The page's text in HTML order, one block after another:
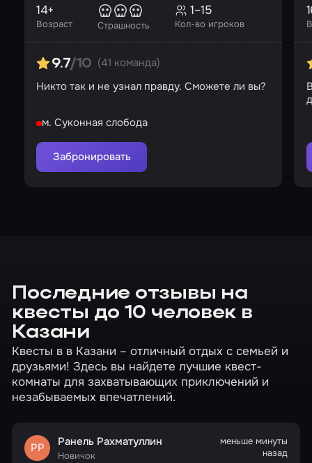
Возраст
14+
Страшность Кол-во игроков
1–15
9.7/10 (41 команда)
Никто так и не узнал правду. Сможете ли вы?
м. Суконная слобода
Забронировать
Последние отзывы на
квесты до 10 человек в
Казани
Квесты в в Казани – отличный отдых с семьей и
друзьями! Здесь вы найдете лучшие квест-
комнаты для захватывающих приключений и
незабываемых впечатлений.
РР Ранель Рахматуллин
Новичок
меньше минуты
назад